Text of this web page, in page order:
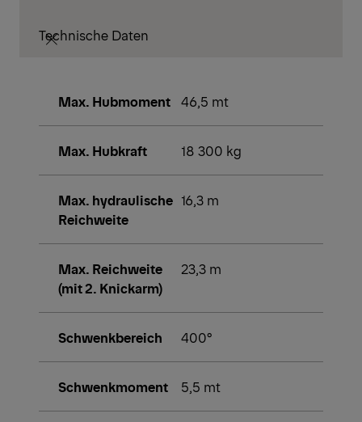
Technische Daten
Max. Hubmoment 46,5 mt
Max. Hubkraft 18 300 kg
Max. hydraulische
Reichweite
16,3 m
Max. Reichweite
(mit 2. Knickarm)
23,3 m
Schwenkbereich 400°
Schwenkmoment 5,5 mt